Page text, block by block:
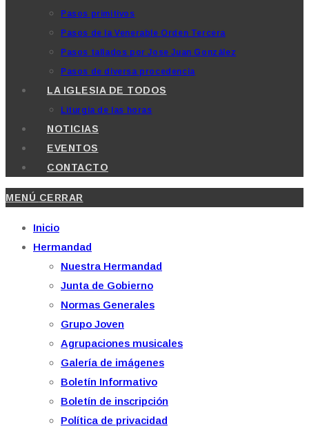
Pasos primitivos
Pasos de la Venerable Orden Tercera
Pasos tallados por Jose Juan González
Pasos de diversa procedencia
LA IGLESIA DE TODOS
Liturgia de las horas
NOTICIAS
EVENTOS
CONTACTO
MENÚ CERRAR
Inicio
Hermandad
Nuestra Hermandad
Junta de Gobierno
Normas Generales
Grupo Joven
Agrupaciones musicales
Galería de imágenes
Boletín Informativo
Boletín de inscripción
Política de privacidad